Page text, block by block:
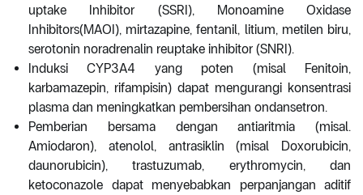
uptake Inhibitor (SSRI), Monoamine Oxidase
Inhibitors(MAOI), mirtazapine, fentanil, litium, metilen biru,
serotonin noradrenalin reuptake inhibitor (SNRI).
Induksi CYP3A4 yang poten (misal Fenitoin,
karbamazepin, rifampisin) dapat mengurangi konsentrasi
plasma dan meningkatkan pembersihan ondansetron.
Pemberian bersama dengan antiaritmia (misal.
Amiodaron), atenolol, antrasiklin (misal Doxorubicin,
daunorubicin), trastuzumab, erythromycin, dan
ketoconazole dapat menyebabkan perpanjangan aditif